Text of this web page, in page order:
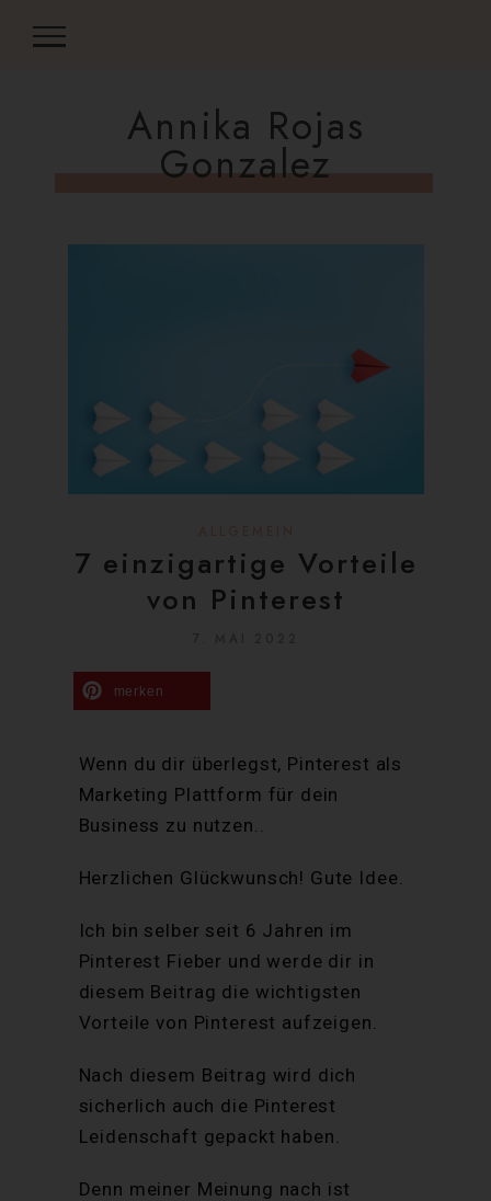
Annika Rojas
Gonzalez
7 einzigartige Vorteile
von Pinterest
merken
Wenn du dir überlegst, Pinterest als
Marketing Plattform für dein
Business zu nutzen..
Herzlichen Glückwunsch! Gute Idee.
Ich bin selber seit 6 Jahren im
Pinterest Fieber und werde dir in
diesem Beitrag die wichtigsten
Vorteile von Pinterest aufzeigen.
Nach diesem Beitrag wird dich
sicherlich auch die Pinterest
Leidenschaft gepackt haben.
Denn meiner Meinung nach ist